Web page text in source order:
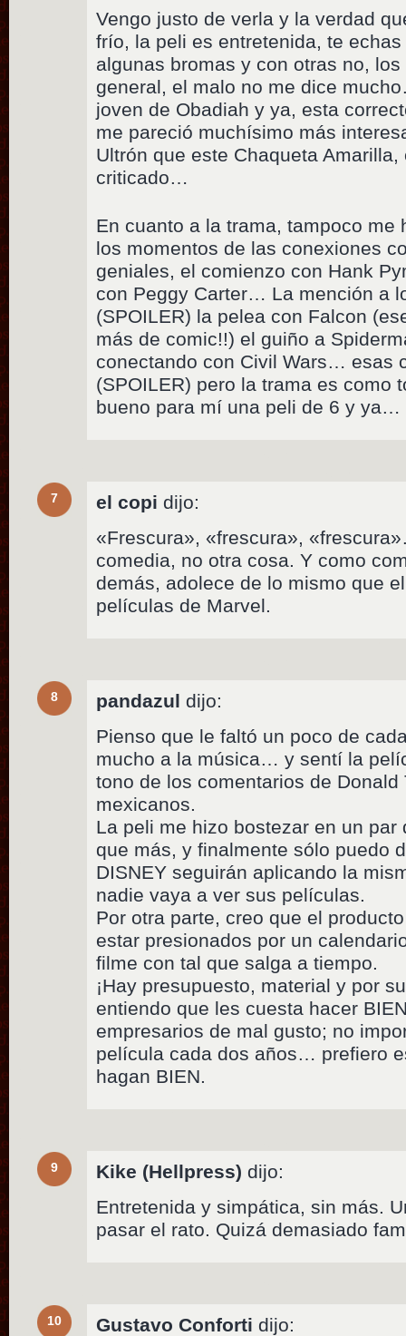
Vengo justo de verla y la verdad
frío, la peli es entretenida, te
algunas bromas y con otras no,
general, el malo no me dice
joven de Obadiah y ya, esta
me pareció muchísimo más
Ultrón que este Chaqueta
criticado…
En cuanto a la trama, tampoco me
los momentos de las conexiones
geniales, el comienzo con Hank
con Peggy Carter… La mención a
(SPOILER) la pelea con Falcon
más de comic!!) el guiño a
conectando con Civil Wars… esas
(SPOILER) pero la trama es
bueno para mí una peli de 6 y ya…
7 el copi dijo:
«Frescura», «frescura»,
comedia, no otra cosa. Y como
demás, adolece de lo mismo que
películas de Marvel.
8 pandazul dijo:
Pienso que le faltó un poco de
mucho a la música… y sentí la
tono de los comentarios de Donald
mexicanos.
La peli me hizo bostezar en un
que más, y finalmente sólo puedo
DISNEY seguirán aplicando la
nadie vaya a ver sus películas.
Por otra parte, creo que el
estar presionados por un
filme con tal que salga a tiempo.
¡Hay presupuesto, material y por
entiendo que les cuesta hacer
empresarios de mal gusto; no
película cada dos años… prefiero
hagan BIEN.
9 Kike (Hellpress) dijo:
Entretenida y simpática, sin más.
pasar el rato. Quizá demasiado
10 Gustavo Conforti dijo: